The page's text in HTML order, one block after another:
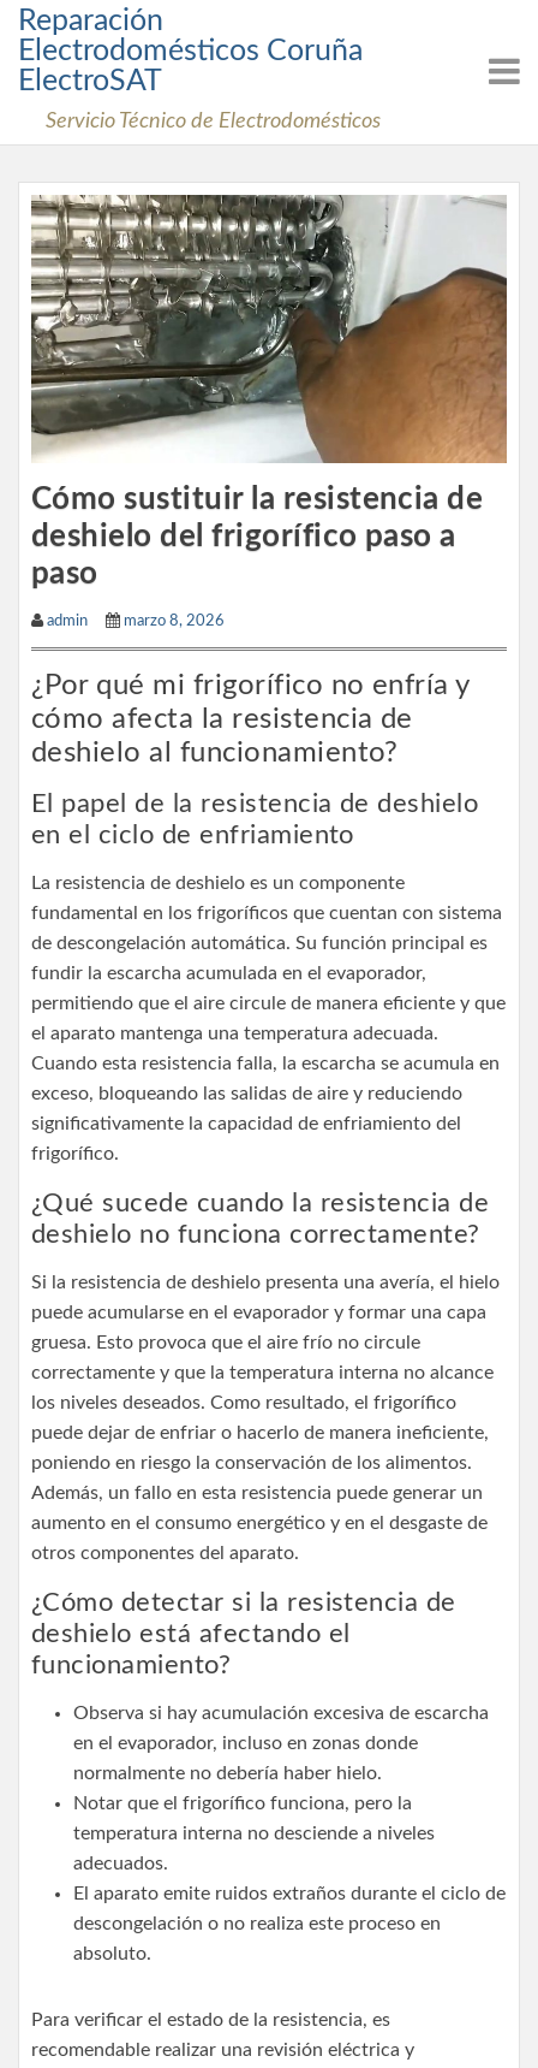
Skip
content
Reparación
Electrodomésticos Coruña
ElectroSAT
Servicio Técnico de Electrodomésticos
Cómo sustituir la resistencia de
deshielo del frigorífico paso a
paso
admin marzo 8, 2026
¿Por qué mi frigorífico no enfría y
cómo afecta la resistencia de
deshielo al funcionamiento?
El papel de la resistencia de deshielo
en el ciclo de enfriamiento
La resistencia de deshielo es un componente
fundamental en los frigoríficos que cuentan con sistema
de descongelación automática. Su función principal es
fundir la escarcha acumulada en el evaporador,
permitiendo que el aire circule de manera eficiente y que
el aparato mantenga una temperatura adecuada.
Cuando esta resistencia falla, la escarcha se acumula en
exceso, bloqueando las salidas de aire y reduciendo
significativamente la capacidad de enfriamiento del
frigorífico.
¿Qué sucede cuando la resistencia de
deshielo no funciona correctamente?
Si la resistencia de deshielo presenta una avería, el hielo
puede acumularse en el evaporador y formar una capa
gruesa. Esto provoca que el aire frío no circule
correctamente y que la temperatura interna no alcance
los niveles deseados. Como resultado, el frigorífico
puede dejar de enfriar o hacerlo de manera ineficiente,
poniendo en riesgo la conservación de los alimentos.
Además, un fallo en esta resistencia puede generar un
aumento en el consumo energético y en el desgaste de
otros componentes del aparato.
¿Cómo detectar si la resistencia de
deshielo está afectando el
funcionamiento?
Observa si hay acumulación excesiva de escarcha
en el evaporador, incluso en zonas donde
normalmente no debería haber hielo.
Notar que el frigorífico funciona, pero la
temperatura interna no desciende a niveles
adecuados.
El aparato emite ruidos extraños durante el ciclo de
descongelación o no realiza este proceso en
absoluto.
Para verificar el estado de la resistencia, es
recomendable realizar una revisión eléctrica y